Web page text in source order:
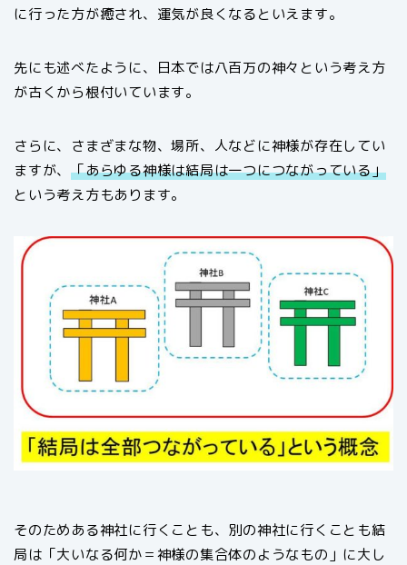
に行った方が癒され、運気が良くなるといえます。
先にも述べたように、日本では八百万の神々という考え方
が古くから根付いています。
さらに、さまざまな物、場所、人などに神様が存在してい
ますが、「あらゆる神様は結局は一つにつながっている」
という考え方もあります。
そのためある神社に行くことも、別の神社に行くことも結
局は「大いなる何か＝神様の集合体のようなもの」に大し